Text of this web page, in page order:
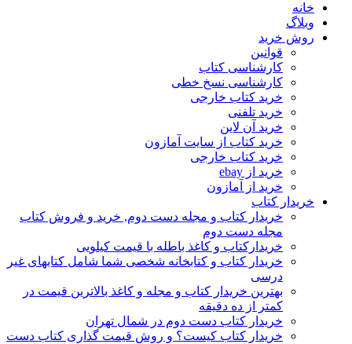
خانه
وبلاگ
روش خرید
قوانین
کارشناسی کتاب
کارشناسی نسخ خطی
خرید کتاب خارجی
خرید تلفنی
خرید آن لاین
خرید کتاب از سایت آمازون
خرید کتاب خارجی
خرید از ebay
خرید از آمازون
خریدار کتاب
خریدار کتاب و مجله دست دوم, خرید و فروش کتاب
مجله دست دوم
خریدارکتاب و کاغذ باطله با قیمت کیلویی
خریدار کتاب و کتابخانه شخصی شما شامل کتابهای غیر
درسی
بهترین خریدار کتاب و مجله و کاغذ بالاترین قیمت در
کمتر از ده دقیقه
خریدار کتاب دست دوم در شمال تهران
خریدار کتاب کیست؟ و روش قیمت گذاری کتاب دست